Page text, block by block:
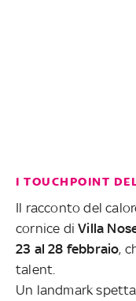
I TOUCHPOINT
Il racconto del
cornice diVilla
23 al 28 febbraio,
talent.
Un landmark